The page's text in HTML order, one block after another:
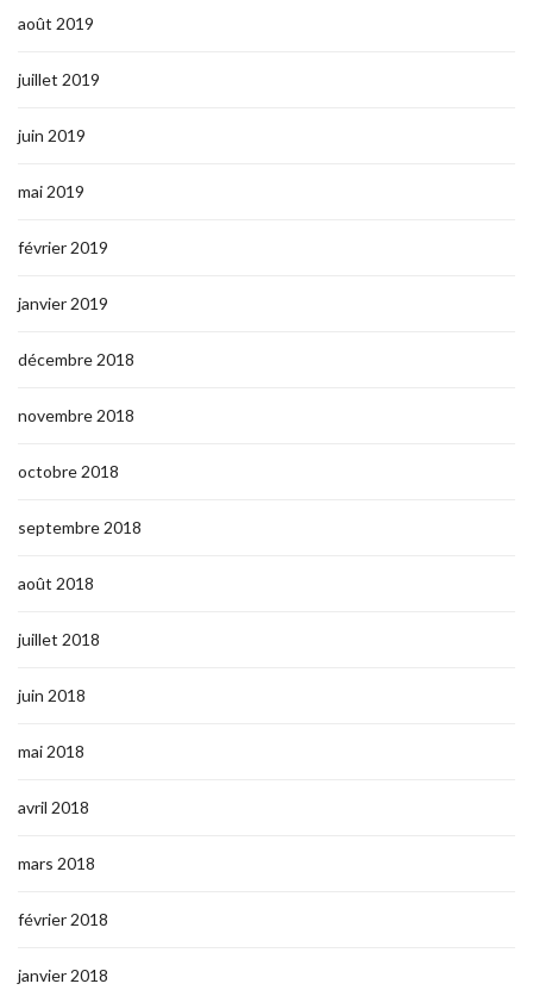
août 2019
juillet 2019
juin 2019
mai 2019
février 2019
janvier 2019
décembre 2018
novembre 2018
octobre 2018
septembre 2018
août 2018
juillet 2018
juin 2018
mai 2018
avril 2018
mars 2018
février 2018
janvier 2018